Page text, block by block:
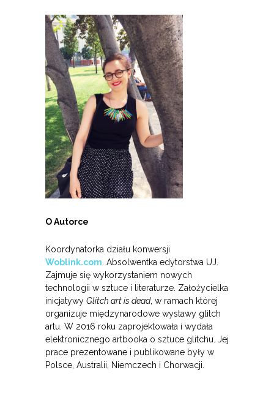
O Autorce
Koordynatorka działu konwersji
Woblink.com . Absolwentka edytorstwa UJ.
Zajmuje się wykorzystaniem nowych
technologii w sztuce i literaturze. Założycielka
inicjatywy Glitch art is dead, w ramach której
organizuje międzynarodowe wystawy glitch
artu. W 2016 roku zaprojektowała i wydała
elektronicznego artbooka o sztuce glitchu. Jej
prace prezentowane i publikowane były w
Polsce, Australii, Niemczech i Chorwacji.